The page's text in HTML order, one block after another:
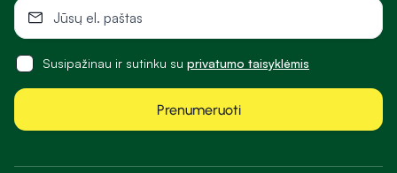
Susipažinau ir sutinku su privatumo taisyklėmis
Prenumeruoti